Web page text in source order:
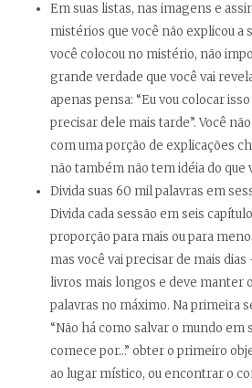
Em suas listas, nas imagens e
mistérios que você não explicou a
você colocou no mistério, não
grande verdade que você vai
apenas pensa: “Eu vou colocar
precisar dele mais tarde”. Você
com uma porção de explicações
não também não tem idéia do que
Divida suas 60 mil palavras em
Divida cada sessão em seis
proporção para mais ou para
mas você vai precisar de mais
livros mais longos e deve manter
palavras no máximo. Na primeira
“Não há como salvar o mundo em
comece por…” obter o primeiro
ao lugar místico, ou encontrar o